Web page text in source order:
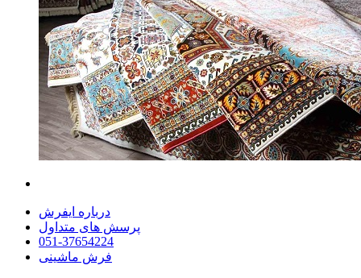
درباره ایفرش
پرسش های متداول
051-37654224
فرش ماشینی